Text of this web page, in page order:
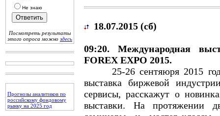
Не знаю
Посмотреть результаты
этого опроса можно здесь
Прогнозы аналитиков по
российскому фондовому
рынку на 2025 год
18.07.2015 (сб)
09:20. Международная
FOREX EXPO 2015.
25-26 сентяюря 2015 года
выставка биржевой
сервисы, расскажут о
выставки. На протяжении